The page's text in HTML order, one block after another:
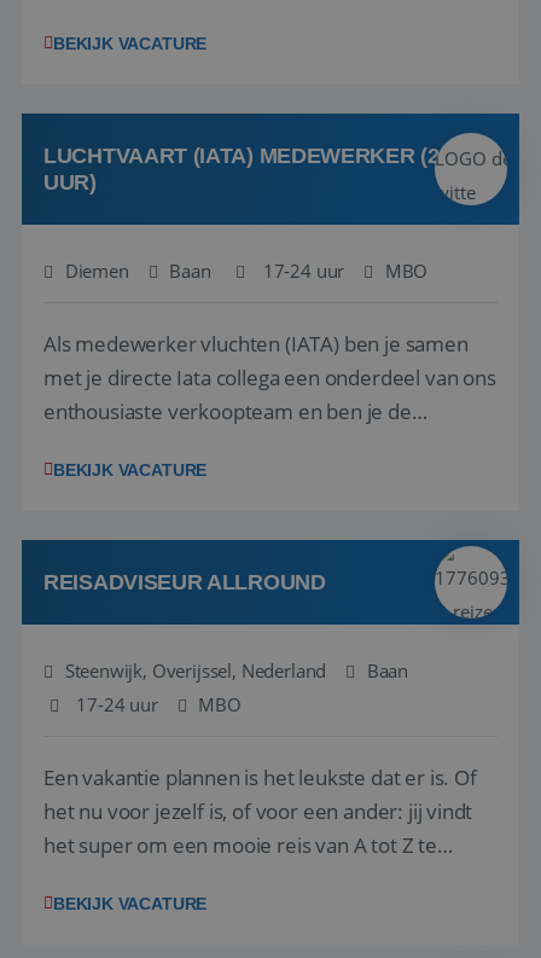
het samenstellen en boeken van de perfecte
deze onderdelen zijn nu samen gevoegd...
BEKIJK VACATURE
LUCHTVAART (IATA) MEDEWERKER (24-32
UUR)
Diemen Baan 17-24 uur MBO
Als medewerker vluchten (IATA) ben je samen
met je directe Iata collega een onderdeel van ons
enthousiaste verkoopteam en ben je de
en tarieven waar je collega’s niet uitkomen.
kwaliteitsbewaking van alles wat met IATA te m...
BEKIJK VACATURE
REISADVISEUR ALLROUND
Steenwijk, Overijssel, Nederland
Baan
17-24 uur
MBO
Een vakantie plannen is het leukste dat er is. Of
het nu voor jezelf is, of voor een ander: jij vindt
het super om een mooie reis van A tot Z te
vakantiegangers de meest prachtige plekjes op
BEKIJK VACATURE